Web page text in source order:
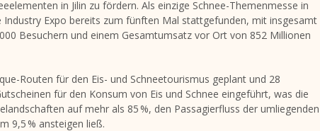
in Jilin zu fördern. Als einzige Schnee-Themenmesse in
Industry Expo bereits zum fünften Mal stattgefunden, mit insgesamt
Besuchern und einem Gesamtumsatz vor Ort von 852 Millionen
Routen für den Eis- und Schneetourismus geplant und 28
für den Konsum von Eis und Schnee eingeführt, was die
auf mehr als 85 %, den Passagierfluss der umliegenden
9,5 % ansteigen ließ.